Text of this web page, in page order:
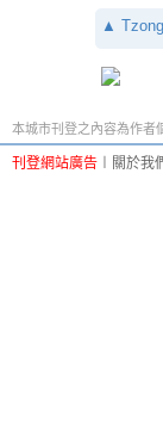
▲ Tzong
本城市刊登之內容為作者
刊登網站廣告 關於我